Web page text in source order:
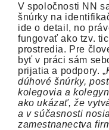
V spoločnosti NN
šnúrky na
ide o detail, no
fungovať ako tzv.
prostredia. Pre
byť v práci sám
prijatia a podpory. „
dúhové šnúrky,
kolegovia a
ako ukázať, že
a v súčasnosti
zamestnanectva